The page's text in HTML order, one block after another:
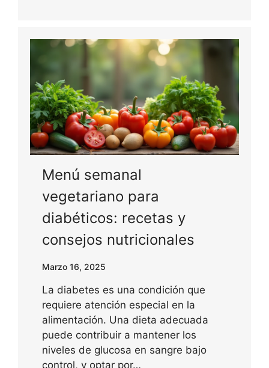
Menú semanal
vegetariano para
diabéticos: recetas y
consejos nutricionales
Marzo 16, 2025
La diabetes es una condición que
requiere atención especial en la
alimentación. Una dieta adecuada
puede contribuir a mantener los
niveles de glucosa en sangre bajo
control, y optar por…